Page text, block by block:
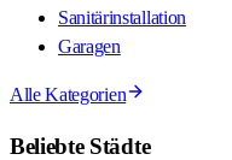
Sanitärinstallation
Garagen
Alle Kategorien
Beliebte Städte